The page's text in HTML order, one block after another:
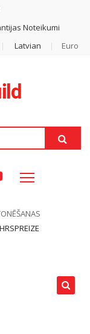
Noteikumi
Latvian Euro